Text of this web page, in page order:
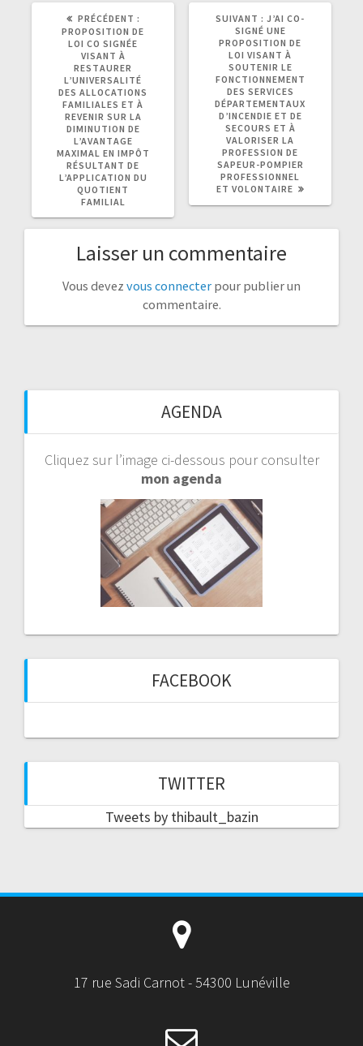
PRÉCÉDENT :
ARTICLE
PRÉCÉDENT
PROPOSITION DE
LOI CO SIGNÉE
VISANT À
RESTAURER
L’UNIVERSALITÉ
DES ALLOCATIONS
FAMILIALES ET À
REVENIR SUR LA
DIMINUTION DE
L’AVANTAGE
MAXIMAL EN IMPÔT
RÉSULTANT DE
L’APPLICATION DU
QUOTIENT
FAMILIAL
SUIVANT :
ARTICLE
J’AI CO-
SIGNÉ UNE
PROPOSITION DE
LOI VISANT À
SOUTENIR LE
FONCTIONNEMENT
DES SERVICES
DÉPARTEMENTAUX
D’INCENDIE ET DE
SECOURS ET À
VALORISER LA
PROFESSION DE
SAPEUR-POMPIER
PROFESSIONNEL
ET VOLONTAIRE
Laisser un commentaire
Vous devez vous connecter pour publier un
commentaire.
AGENDA
Cliquez sur l’image ci-dessous pour consulter
mon agenda
FACEBOOK
TWITTER
Tweets by thibault_bazin
17 rue Sadi Carnot - 54300 Lunéville